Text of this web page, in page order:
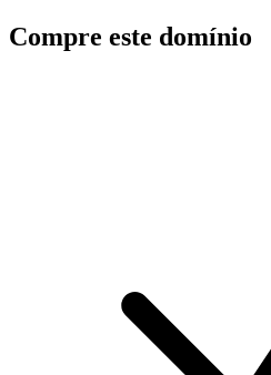
Compre este domínio